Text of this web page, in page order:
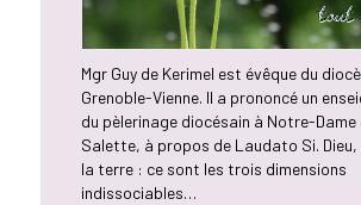
Mgr Guy de Kerimel est évêque du
Grenoble-Vienne. Il a prononcé un
du pèlerinage diocésain à Notre-Dame
Salette, à propos de Laudato Si. Dieu,
la terre : ce sont les trois dimensions
indissociables…